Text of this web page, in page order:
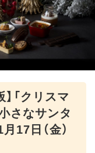
「クリスマ
さなサンタ
17日（金）